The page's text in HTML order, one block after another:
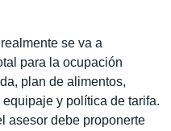
se va a
para la ocupación
plan de alimentos,
y política de tarifa.
asesor debe proponerte